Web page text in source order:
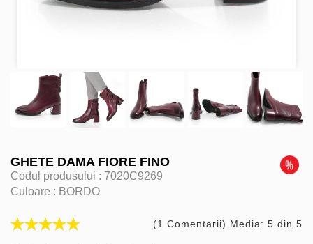
GHETE DAMA FIORE FINO
Codul produsului : 7020C9269
Culoare : BORDO
(1 Comentarii) Media: 5 din 5